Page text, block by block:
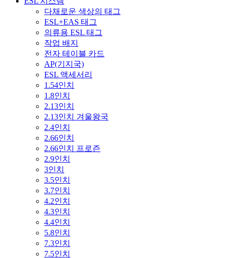
다채로운 색상의 태그
ESL+EAS 태그
의류용 ESL 태그
작업 배지
전자 테이블 카드
AP(기지국)
ESL 액세서리
1.54인치
1.8인치
2.13인치
2.13인치 겨울왕국
2.4인치
2.66인치
2.66인치 프로즌
2.9인치
3인치
3.5인치
3.7인치
4.2인치
4.3인치
4.4인치
5.8인치
7.3인치
7.5인치